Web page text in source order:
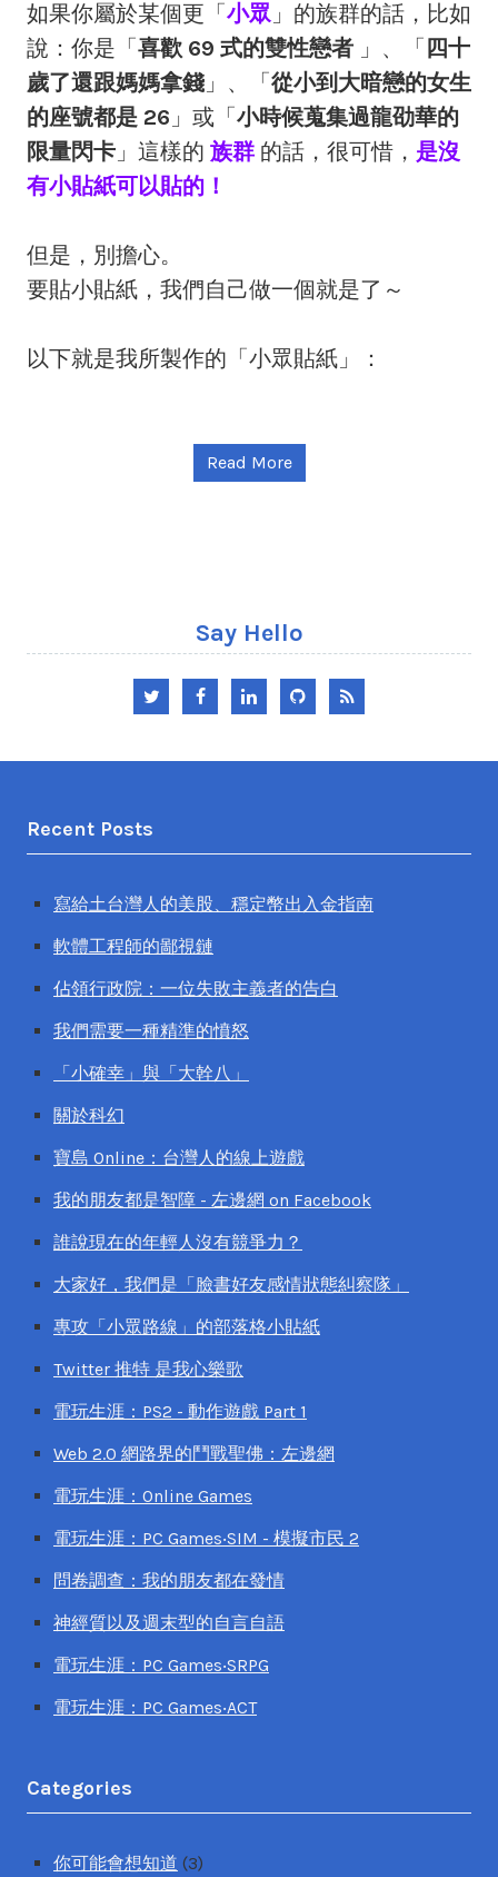
如果你屬於某個更「 小眾 」的族群的話，比如
說：你是「 喜歡 69 式的雙性戀者 」、「 四十
歲了還跟媽媽拿錢 」、「 從小到大暗戀的女生
的座號都是 26 」或「 小時候蒐集過龍劭華的
限量閃卡 」這樣的 族群 的話，很可惜， 是沒
有小貼紙可以貼的！
但是，別擔心。
要貼小貼紙，我們自己做一個就是了～
以下就是我所製作的「小眾貼紙」：
Read More
Say Hello
TwitterFacebookLinkedInGitHubRSS
Recent Posts
寫給土台灣人的美股、穩定幣出入金指南
軟體工程師的鄙視鏈
佔領行政院：一位失敗主義者的告白
我們需要一種精準的憤怒
「小確幸」與「大幹八」
關於科幻
寶島 Online：台灣人的線上遊戲
我的朋友都是智障 - 左邊網 on Facebook
誰說現在的年輕人沒有競爭力？
大家好，我們是「臉書好友感情狀態糾察隊」
專攻「小眾路線」的部落格小貼紙
Twitter 推特 是我心樂歌
電玩生涯：PS2 - 動作遊戲 Part 1
Web 2.0 網路界的鬥戰聖佛：左邊網
電玩生涯：Online Games
電玩生涯：PC Games‧SIM - 模擬市民 2
問卷調查：我的朋友都在發情
神經質以及週末型的自言自語
電玩生涯：PC Games‧SRPG
電玩生涯：PC Games‧ACT
Categories
你可能會想知道 (3)